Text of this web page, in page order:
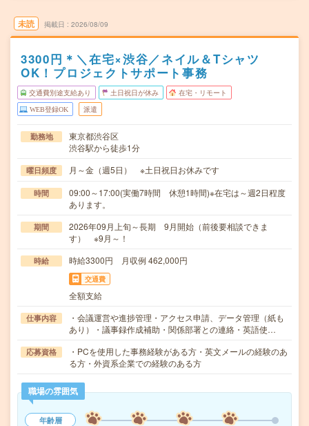
未読 掲載日 2026/08/09
3300円＊＼在宅×渋谷／ネイル＆Tシャツ
OK！プロジェクトサポート事務
交通費別途支給あり 土日祝日が休み 在宅・リモート
WEB登録OK 派遣
勤務地
東京都渋谷区
渋谷駅から徒歩1分
曜日頻度 月～金（週5日） ※土日祝日お休みです
時間
09:00～17:00(実働7時間 休憩1時間)※在宅は～週2日程度
あります。
期間
2026年09月上旬～長期 9月開始（前後要相談できま
す） ※9月～！
時給 時給3300円 月収例 462,000円
交通費
全額支給
仕事内容
・会議運営や進捗管理・アクセス申請、データ管理（紙も
あり）・議事録作成補助・関係部署との連絡・英語使…
応募資格
・PCを使用した事務経験がある方・英文メールの経験のあ
る方・外資系企業での経験のある方
職場の雰囲気
年齢層